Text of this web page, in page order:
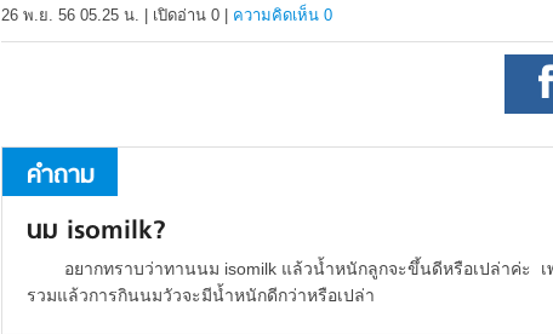
26 พ.ย. 56 05.25 น. เปิดอ่าน 0 ความคิดเห็น 0
คำถาม
นม isomilk?
อยากทราบว่าทานนม isomilk แล้วน้ำหนักลูกจะขึ้นดีหรือเปล่าค่ะ
รวมแล้วการกินนมวัวจะมีน้ำหนักดีกว่าหรือเปล่า